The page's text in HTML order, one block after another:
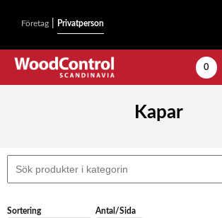
Företag Privatperson
0
Kapar
Sortering Antal/Sida